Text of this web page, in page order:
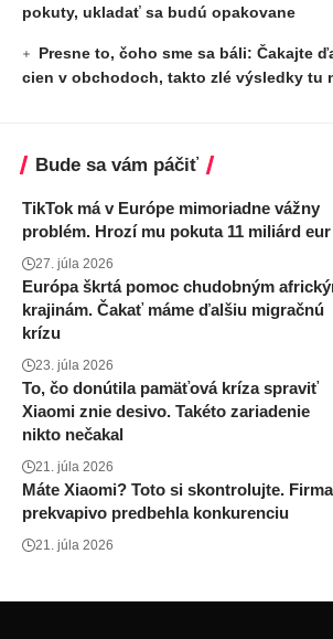
pokuty, ukladať sa budú opakovane
Presne to, čoho sme sa báli: Čakajte
cien v obchodoch, takto zlé výsledky tu
Bude sa vám páčiť
TikTok má v Európe mimoriadne vážny
problém. Hrozí mu pokuta 11 miliárd eur
27. júla 2026
Európa škrtá pomoc chudobným
krajinám. Čakať máme ďalšiu migračnú
krízu
23. júla 2026
To, čo donútila pamäťová kríza spraviť
Xiaomi znie desivo. Takéto zariadenie
nikto nečakal
21. júla 2026
Máte Xiaomi? Toto si skontrolujte. Firma
prekvapivo predbehla konkurenciu
21. júla 2026